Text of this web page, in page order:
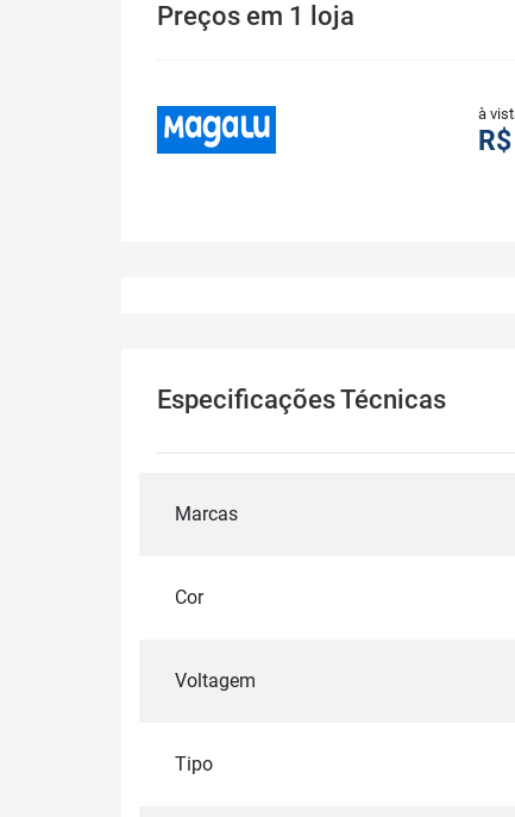
Preços em 1 loja
à
Especificações Técnicas
Marcas
Cor
Voltagem
Tipo